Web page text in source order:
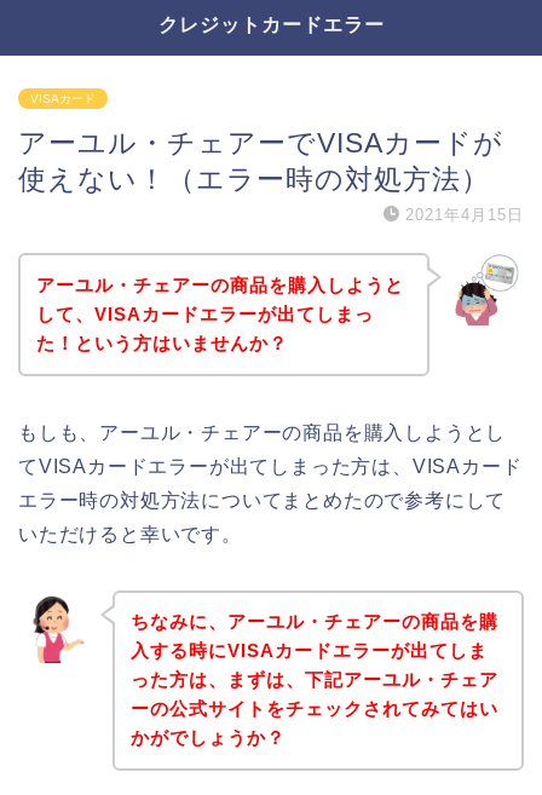
クレジットカードエラー
VISAカード
アーユル・チェアーでVISAカードが
使えない！（エラー時の対処方法）
2021年4月15日
アーユル・チェアーの商品を購入しようと
して、VISAカードエラーが出てしまっ
た！という方はいませんか？
もしも、アーユル・チェアーの商品を購入しようとし
てVISAカードエラーが出てしまった方は、VISAカード
エラー時の対処方法についてまとめたので参考にして
いただけると幸いです。
ちなみに、アーユル・チェアーの商品を購
入する時にVISAカードエラーが出てしま
った方は、まずは、下記アーユル・チェア
ーの公式サイトをチェックされてみてはい
かがでしょうか？